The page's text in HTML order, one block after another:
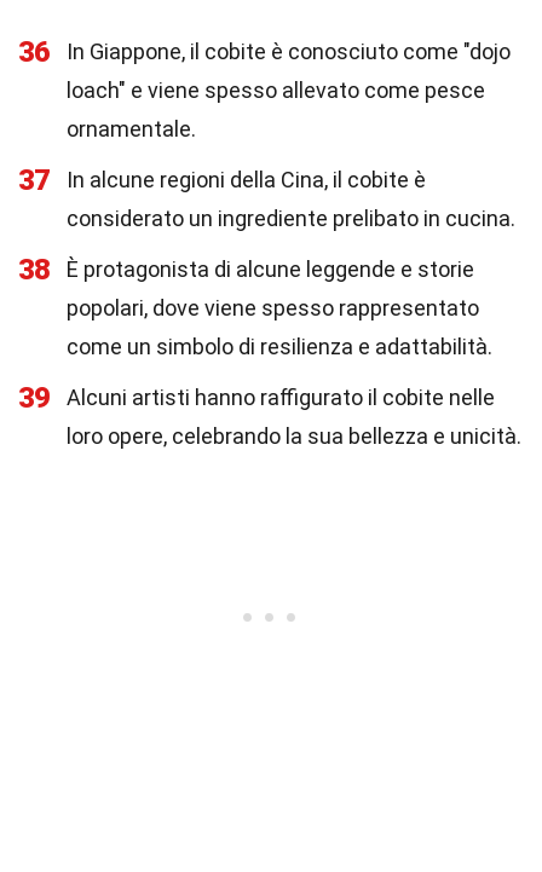
36
In Giappone, il cobite è conosciuto come "dojo
loach" e viene spesso allevato come pesce
ornamentale.
37
In alcune regioni della Cina, il cobite è
considerato un ingrediente prelibato in cucina.
38
È protagonista di alcune leggende e storie
popolari, dove viene spesso rappresentato
come un simbolo di resilienza e adattabilità.
39
Alcuni artisti hanno raffigurato il cobite nelle
loro opere, celebrando la sua bellezza e unicità.